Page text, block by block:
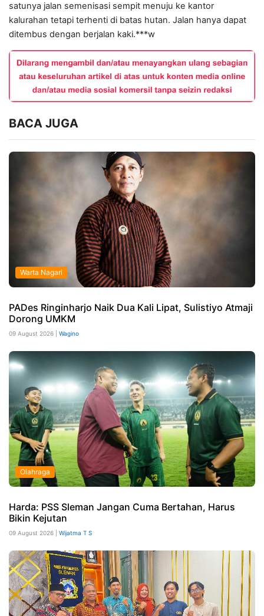
satunya jalan semenisasi sempit menuju ke kantor
kalurahan tetapi terhenti di batas hutan. Jalan hanya dapat
ditembus dengan berjalan kaki.***w
BACA JUGA
Warta Nagari
PADes Ringinharjo Naik Dua Kali Lipat, Sulistiyo Atmaji
Dorong UMKM
09 August 2026 | Wagino
Olahraga
Harda: PSS Sleman Jangan Cuma Bertahan, Harus
Bikin Kejutan
09 August 2026 | Wijatma T S